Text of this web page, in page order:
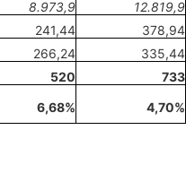
8.973,9
12.819,9
241,44
378,94
266,24
335,44
520
733
6,68% 4,70%